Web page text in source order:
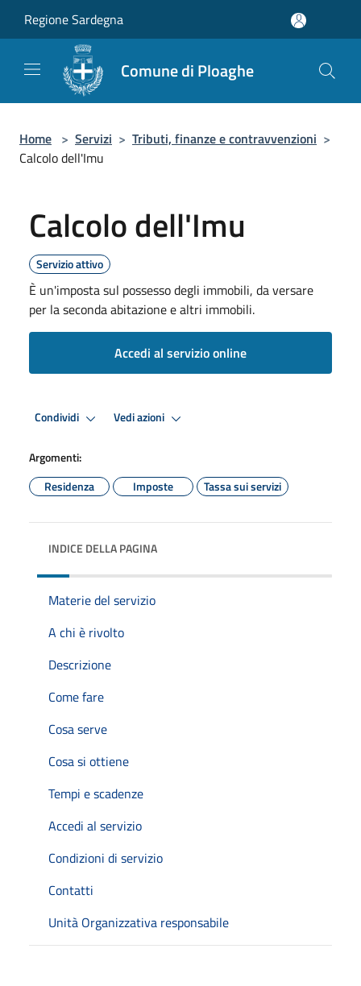
Regione Sardegna
Comune di Ploaghe
Home > Servizi > Tributi, finanze e contravvenzioni >
Calcolo dell'Imu
Calcolo dell'Imu
Servizio attivo
È un'imposta sul possesso degli immobili, da versare
per la seconda abitazione e altri immobili.
Accedi al servizio online
Condividi Vedi azioni
Argomenti:
Residenza
Imposte Tassa sui servizi
INDICE DELLA PAGINA
Materie del servizio
A chi è rivolto
Descrizione
Come fare
Cosa serve
Cosa si ottiene
Tempi e scadenze
Accedi al servizio
Condizioni di servizio
Contatti
Unità Organizzativa responsabile